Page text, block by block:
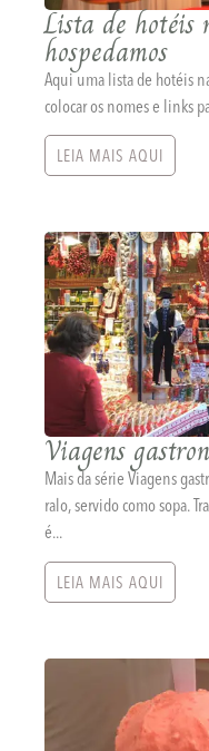
Lista de hotéis
hospedamos
Aqui uma lista de hotéis
colocar os nomes e links
LEIA MAIS AQUI
Viagens
Mais da série Viagens
ralo, servido como sopa.
é...
LEIA MAIS AQUI